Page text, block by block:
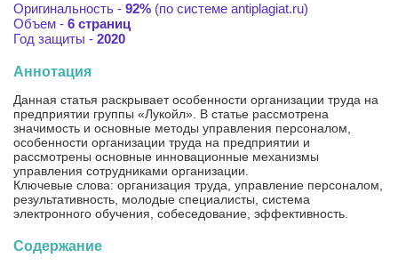
Оригинальность - 92% (по системе antiplagiat.ru)
Объем - 6 страниц
Год защиты - 2020
Аннотация
Данная статья раскрывает особенности организации труда на
предприятии группы «Лукойл». В статье рассмотрена
значимость и основные методы управления персоналом,
особенности организации труда на предприятии и
рассмотрены основные инновационные механизмы
управления сотрудниками организации.
Ключевые слова: организация труда, управление персоналом,
результативность, молодые специалисты, система
электронного обучения, собеседование, эффективность.
Содержание